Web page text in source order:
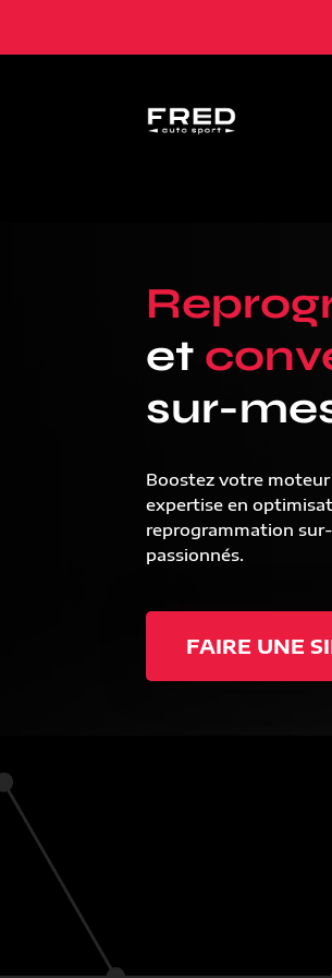
et
sur-
Boostez votre
expertise en
reprogrammation
passionnés.
FAIRE UNE